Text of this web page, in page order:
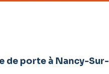
de porte à Nancy-Sur-